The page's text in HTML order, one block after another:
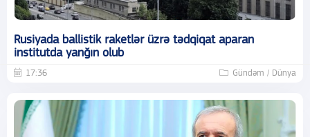
Rusiyada ballistik raketlər üzrə tədqiqat aparan
institutda yanğın olub
17:36 Gündəm / Dünya